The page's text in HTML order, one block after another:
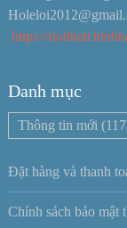
https://
Danh mục
Thông tin mới
Đặt hàng và thanh
Chính sách bảo mật